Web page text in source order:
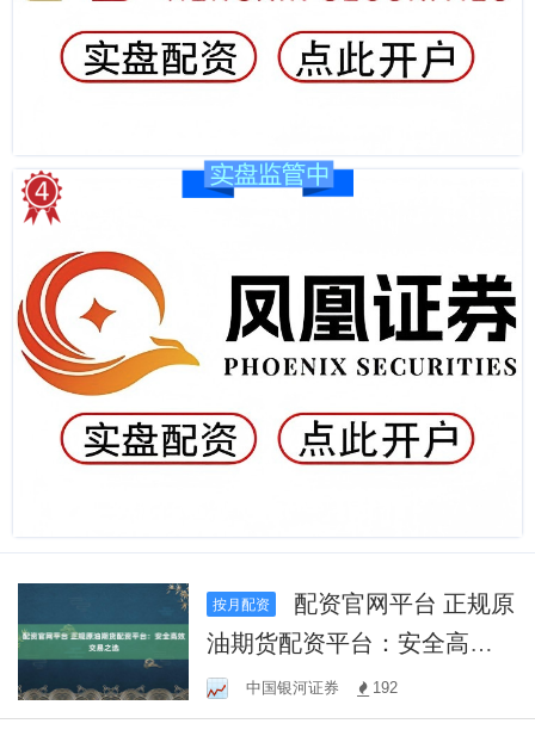
按月配资
油期货配资平台：安全高效
交易之选
中国银河证券 192